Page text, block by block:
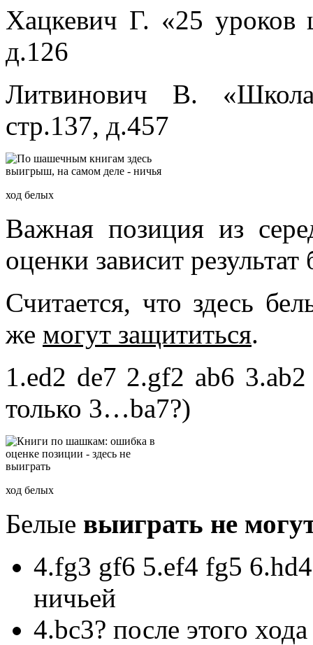
Хацкевич Г. «25
д.126
Литвинович В.
стр.137, д.457
ход белых
Важная позиция из
оценки зависит
Считается, что здесь
же могут защититься.
1.ed2 de7 2.gf2 ab6
только 3…ba7?)
ход белых
Белые выиграть не
4.fg3 gf6 5.ef4 fg5
ничьей
4.bc3? после этого